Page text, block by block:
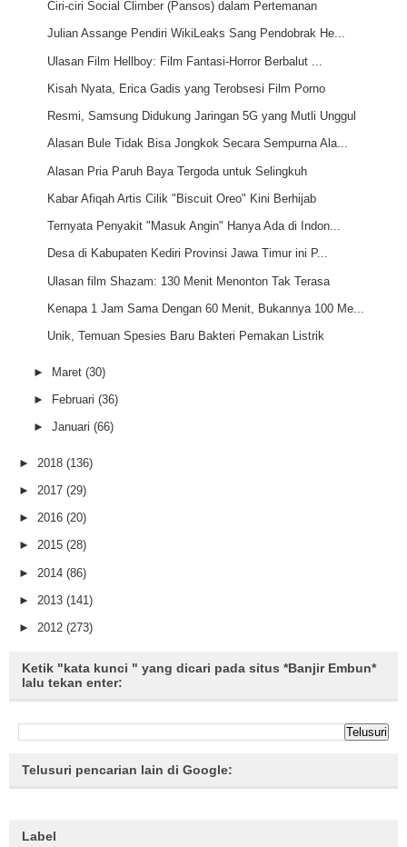
Ciri-ciri Social Climber (Pansos) dalam Pertemanan
Julian Assange Pendiri WikiLeaks Sang Pendobrak He...
Ulasan Film Hellboy: Film Fantasi-Horror Berbalut ...
Kisah Nyata, Erica Gadis yang Terobsesi Film Porno
Resmi, Samsung Didukung Jaringan 5G yang Mutli Unggul
Alasan Bule Tidak Bisa Jongkok Secara Sempurna Ala...
Alasan Pria Paruh Baya Tergoda untuk Selingkuh
Kabar Afiqah Artis Cilik "Biscuit Oreo" Kini Berhijab
Ternyata Penyakit "Masuk Angin" Hanya Ada di Indon...
Desa di Kabupaten Kediri Provinsi Jawa Timur ini P...
Ulasan film Shazam: 130 Menit Menonton Tak Terasa
Kenapa 1 Jam Sama Dengan 60 Menit, Bukannya 100 Me...
Unik, Temuan Spesies Baru Bakteri Pemakan Listrik
► Maret (30)
► Februari (36)
► Januari (66)
► 2018 (136)
► 2017 (29)
► 2016 (20)
► 2015 (28)
► 2014 (86)
► 2013 (141)
► 2012 (273)
Ketik "kata kunci " yang dicari pada situs *Banjir Embun*
lalu tekan enter:
Telusuri pencarian lain di Google:
Label